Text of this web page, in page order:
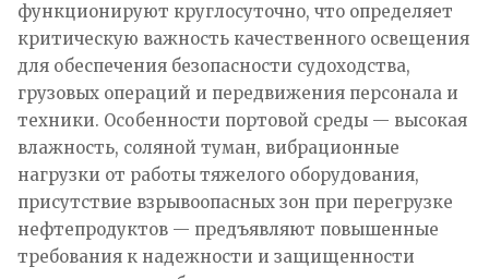
функционируют круглосуточно, что определяет
критическую важность качественного освещения
для обеспечения безопасности судоходства,
грузовых операций и передвижения персонала и
техники. Особенности портовой среды — высокая
влажность, соляной туман, вибрационные
нагрузки от работы тяжелого оборудования,
присутствие взрывоопасных зон при перегрузке
нефтепродуктов — предъявляют повышенные
требования к надежности и защищенности